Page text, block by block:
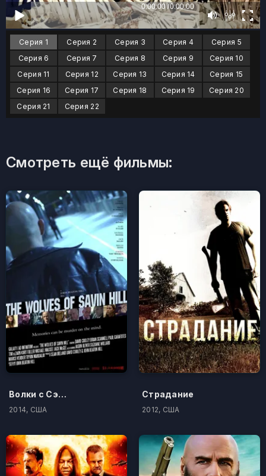
Серия 1 Серия 2 Серия 3 Серия 4
Серия 5
Серия 6
Серия 7 Серия 8 Серия 9
Серия 10
Серия 11
Серия 12 Серия 13 Серия 14
Серия 15
Серия 16
Серия 17 Серия 18 Серия 19
Серия 20
Серия 21
Серия 22
Смотреть ещё фильмы:
Волки с Сэйвин-Хилл
2014, США
Страдание
2012, США